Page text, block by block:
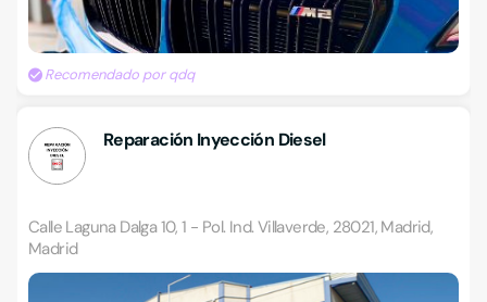
Recomendado por qdq
Reparación Inyección Diesel
Calle Laguna Dalga 10, 1 - Pol. Ind. Villaverde, 28021, Madrid,
Madrid